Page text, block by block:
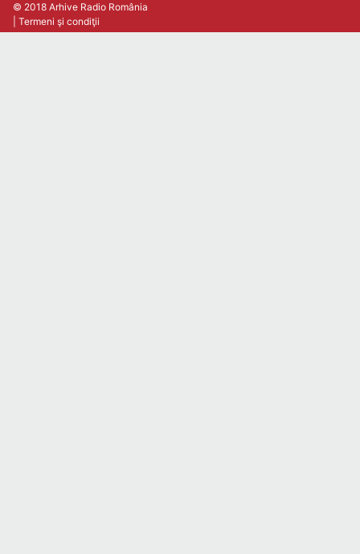
© 2018 Arhive Radio România
Termeni şi condiţii